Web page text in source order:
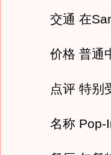
交通 在
价格 普通
点评 特别
名称 Pop-